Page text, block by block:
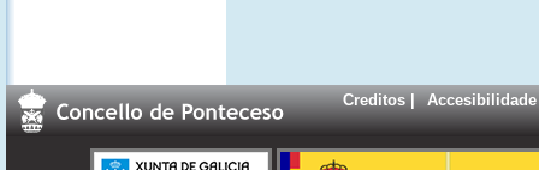
Creditos| Accesibilidade